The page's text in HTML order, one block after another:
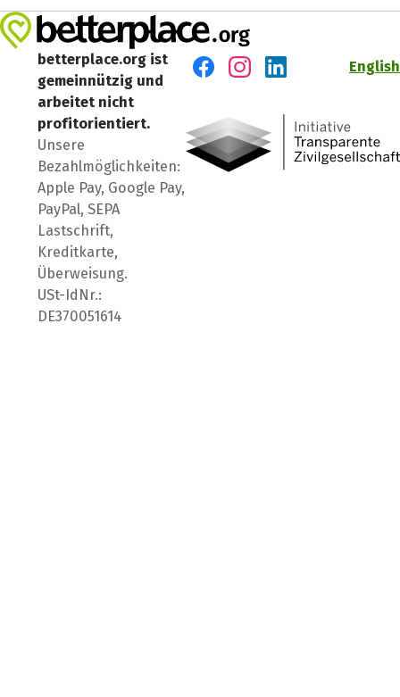
betterplace.org ist
gemeinnützig und
arbeitet nicht
profitorientiert.
Unsere
Bezahlmöglichkeiten:
Apple Pay, Google Pay,
PayPal, SEPA
Lastschrift,
Kreditkarte,
Überweisung.
USt-IdNr.:
DE370051614
English